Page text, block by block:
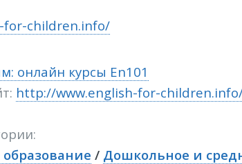
for-children.info/
онлайн курсы En101
http://www.english-for-
/ Дошкольное и